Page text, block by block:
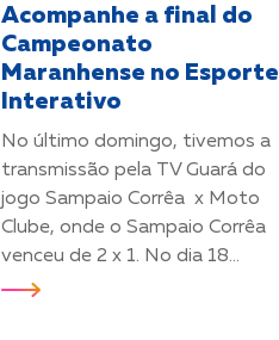
Acompanhe a final do
Campeonato
Maranhense no Esporte
Interativo
No último domingo, tivemos a
transmissão pela TV Guará do
jogo Sampaio Corrêa x Moto
Clube, onde o Sampaio Corrêa
venceu de 2 x 1. No dia 18...